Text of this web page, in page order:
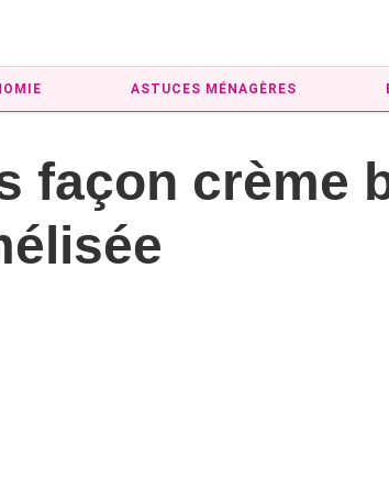
ASTUCES MÉNAGÈRES
façon crème